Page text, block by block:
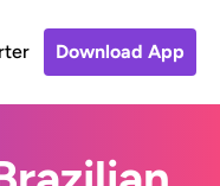
Download App